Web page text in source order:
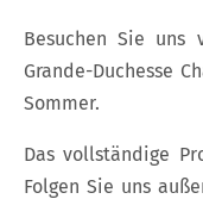
Besuchen Sie
Grande-Duchesse
Sommer.
Das vollständige
Folgen Sie uns